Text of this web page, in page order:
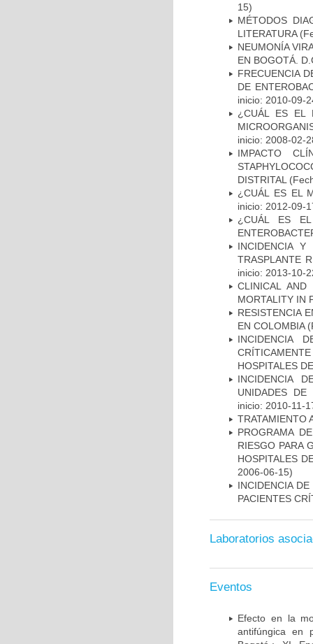
15)
MÉTODOS
LITERATURA
NEUMONÍA
EN BOGOTÁ.
FRECUENCIA
DE
inicio: 2010-09-
¿CUÁL ES EL
inicio: 2008-02-
IMPACTO
DISTRITAL
¿CUÁL ES EL
inicio: 2012-09-
¿CUÁL ES EL
INCIDENCIA Y
TRASPLANTE
inicio: 2013-10-
CLINICAL AND
MORTALITY IN
RESISTENCIA
EN COLOMBIA
INCIDENCIA
HOSPITALES
INCIDENCIA
UNIDADES DE
inicio: 2010-11-
TRATAMIENTO
PROGRAMA
RIESGO PARA
HOSPITALES
2006-06-15)
INCIDENCIA
PACIENTES
Laboratorios
Eventos
Efecto en la
antifúngica en